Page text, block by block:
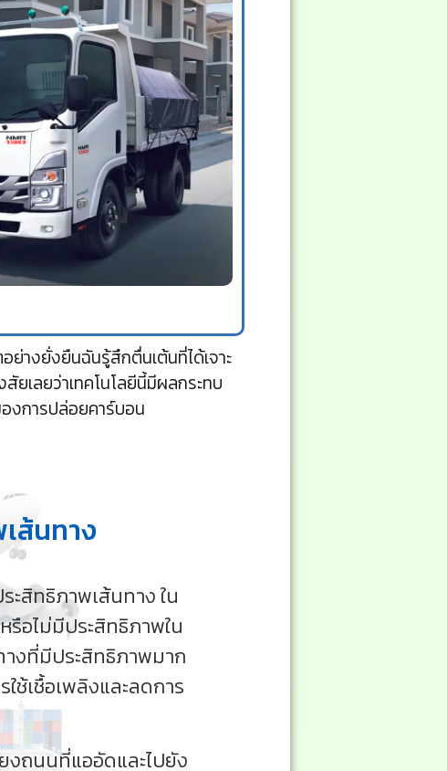
ย่างยั่งยืนฉันรู้สึกตื่นเต้นที่ได้เจาะ
เลยว่าเทคโนโลยีนี้มีผลกระทบ
งการปล่อยคาร์บอน
ส้นทาง
ะสิทธิภาพเส้นทาง ใน
อไม่มีประสิทธิภาพใน
างที่มีประสิทธิภาพมาก
ช้เชื้อเพลิงและลดการ
งถนนที่แออัดและไปยัง